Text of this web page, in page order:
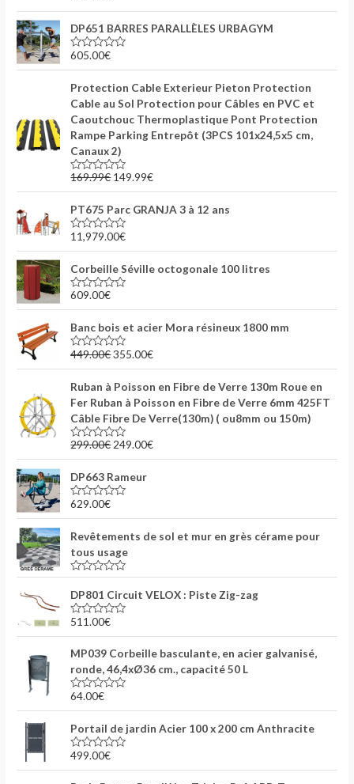
o
e
0
s
u
r
DP651 BARRES PARALLÈLES URBAGYM
N
o
e
0
s
u
r
5
605.00€
Protection Cable Exterieur Pieton Protection
Cable au Sol Protection pour Câbles en PVC et
Caoutchouc Thermoplastique Pont Protection
Rampe Parking Entrepôt (3PCS 101x24,5x5 cm,
Canaux 2)
N
o
e
0
s
u
r
169.99€ 149.99€
PT675 Parc GRANJA 3 à 12 ans
N
o
e
0
s
u
r
11,979.00€
Corbeille Séville octogonale 100 litres
N
o
e
0
s
u
r
609.00€
Banc bois et acier Mora résineux 1800 mm
N
o
e
0
s
u
r
5
449.00€355.00€
Ruban à Poisson en Fibre de Verre 130m Roue en
Fer Ruban à Poisson en Fibre de Verre 6mm 425FT
Câble Fibre De Verre(130m) ( ou8mm ou 150m)
N
o
e
0
s
u
r
299.00€ 249.00€
DP663 Rameur
N
o
e
0
s
u
r
629.00€
Revêtements de sol et mur en grès cérame pour
tous usage
N
o
t
e
0
r
DP801 Circuit VELOX : Piste Zig-zag
N
o
e
s
u
r
511.00€
MP039 Corbeille basculante, en acier galvanisé,
ronde, 46,4xØ36 cm., capacité 50 L
N
o
e
0
s
u
r
5
64.00€
Portail de jardin Acier 100 x 200 cm Anthracite
N
o
499.00€